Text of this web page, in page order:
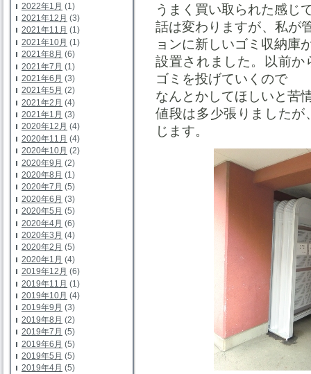
2022年1月 (1)
2021年12月 (3)
2021年11月 (1)
2021年10月 (1)
2021年8月 (6)
2021年7月 (1)
2021年6月 (3)
2021年5月 (2)
2021年2月 (4)
2021年1月 (3)
2020年12月 (4)
2020年11月 (4)
2020年10月 (2)
2020年9月 (2)
2020年8月 (1)
2020年7月 (5)
2020年6月 (3)
2020年5月 (5)
2020年4月 (6)
2020年3月 (4)
2020年2月 (5)
2020年1月 (4)
2019年12月 (6)
2019年11月 (1)
2019年10月 (4)
2019年9月 (3)
2019年8月 (2)
2019年7月 (5)
2019年6月 (5)
2019年5月 (5)
2019年4月 (5)
うまく買い取られた感じ
話は変わりますが、私が
ョンに新しいゴミ収納庫
設置されました。以前
ゴミを投げていくので
なんとかしてほしいと苦
値段は多少張りました
じます。